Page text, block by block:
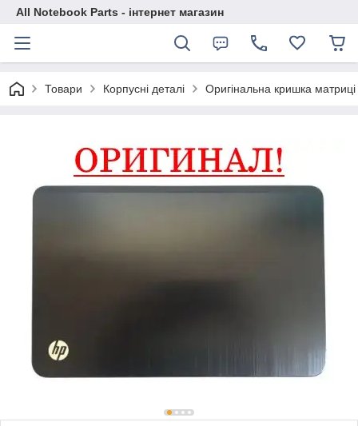
All Notebook Parts - інтернет магазин
Товари Корпусні деталі Оригінальна кришка